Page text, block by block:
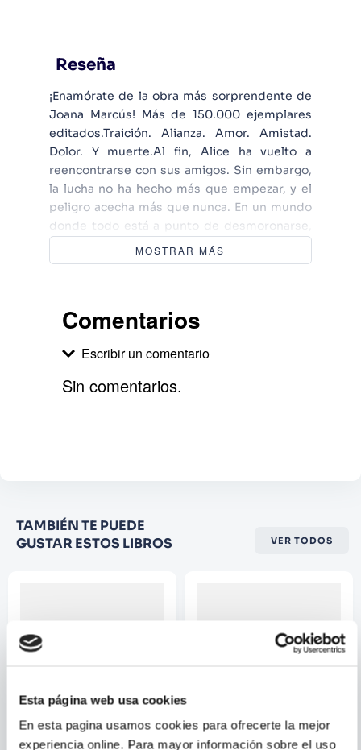
Esta página web usa cookies
En esta pagina usamos cookies para ofrecerte la mejor
experiencia online. Para mayor información sobre el uso
Reseña
¡Enamórate de la obra más sorprendente de
Joana Marcús! Más de 150.000 ejemplares
editados.Traición. Alianza. Amor. Amistad.
Dolor. Y muerte.Al fin, Alice ha vuelto a
reencontrarse con sus amigos. Sin embargo,
la lucha no ha hecho más que empezar, y el
peligro acecha más que nunca. En un mundo
donde todo está a punto de desmoronarse,
Alice sabe que las decisiones que tome serán
cruciales para el destino de todos.Cuando
MOSTRAR MÁS
Comentarios
Escribir un comentario
Califique el producto de 1 a 5
estrellas
Sin comentarios.
TAMBIÉN TE PUEDE
GUSTAR ESTOS LIBROS
VER TODOS